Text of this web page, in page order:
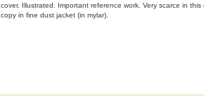
cover. Illustrated. Important reference work. Very scarce in this
copy in fine dust jacket (in mylar).